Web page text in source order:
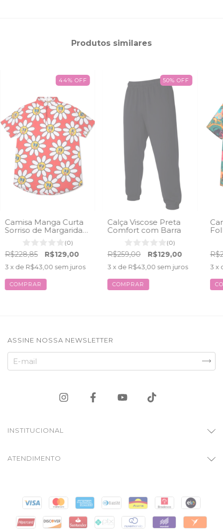
Produtos similares
44% OFF
Camisa Manga Curta
Sorriso de Margarida
(0)
R$228,85 R$129,00
3 x de R$43,00 sem juros
COMPRAR
50%OFF
Calça Viscose Preta
Comfort com Barra
(0)
R$259,00 R$129,00
3 x de R$43,00 sem juros
COMPRAR
3 x
ASSINE NOSSA NEWSLETTER
INSTITUCIONAL
ATENDIMENTO